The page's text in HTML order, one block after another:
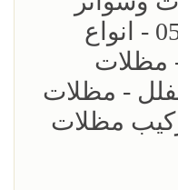
الرياض - 0553770074 - انواع
- مظلات
- مظلات
مظلات